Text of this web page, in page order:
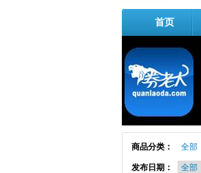
首页
商品分类： 全部
发布日期： 全部